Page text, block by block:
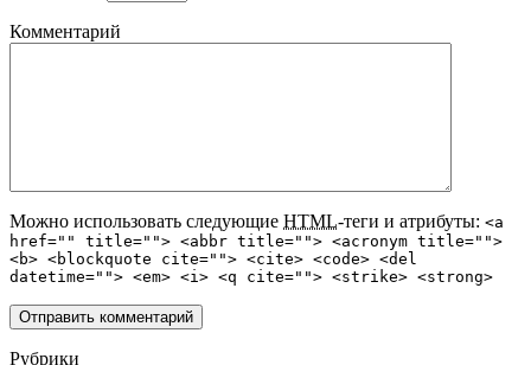
Комментарий
Можно использовать следующие HTML-теги и атрибуты: <a
href="" title=""> <abbr title=""> <acronym title="">
<b> <blockquote cite=""> <cite> <code> <del
datetime=""> <em> <i> <q cite=""> <strike> <strong>
Рубрики